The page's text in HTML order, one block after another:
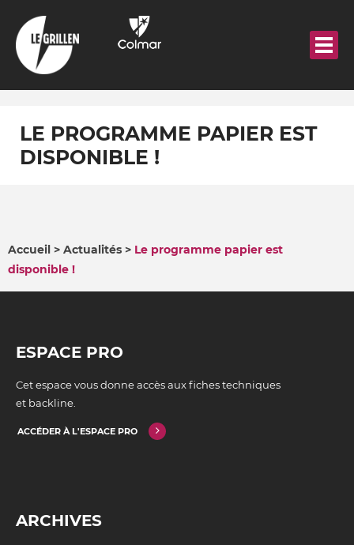
contenu
principal
LE PROGRAMME PAPIER EST
DISPONIBLE !
FIL
Accueil Actualités
Le programme papier est
disponible !
ESPACE PRO
Cet espace vous donne accès aux fiches techniques
et backline.
ACCÉDER À L'ESPACE PRO
ARCHIVES